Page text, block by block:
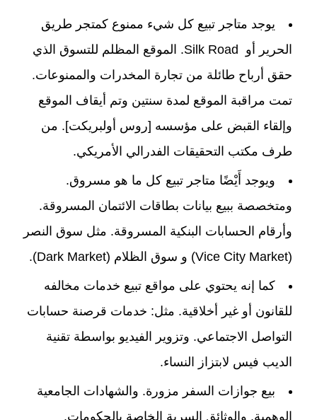
يوجد متاجر تبيع كل شيء ممنوع كمتجر طريق
الحرير أو Silk Road. الموقع المظلم للتسوق الذي
حقق أرباح طائلة من تجارة المخدرات والممنوعات.
تمت مراقبة الموقع لمدة سنتين وتم أيقاف الموقع
وإلقاء القبض على مؤسسه [روس أولبريكت]. من
طرف مكتب التحقيقات الفدرالي الأمريكي.
ويوجد أَيْضًا متاجر تبيع كل ما هو مسروق.
ومتخصصة ببيع بيانات بطاقات الائتمان المسروقة.
وأرقام الحسابات البنكية المسروقة. مثل سوق النصر
(Vice City Market) و سوق الظلام (Dark Market).
كما إنه يحتوي على مواقع تبيع خدمات مخالفه
للقانون أو غير أخلاقية. مثل: خدمات قرصنة حسابات
التواصل الاجتماعي. وتزوير الفيديو بواسطة تقنية
الديب فيس لابتزاز النساء.
بيع جوازات السفر مزورة. والشهادات الجامعية
الوهمية. والوثائق السرية الخاصة بالحكومات.